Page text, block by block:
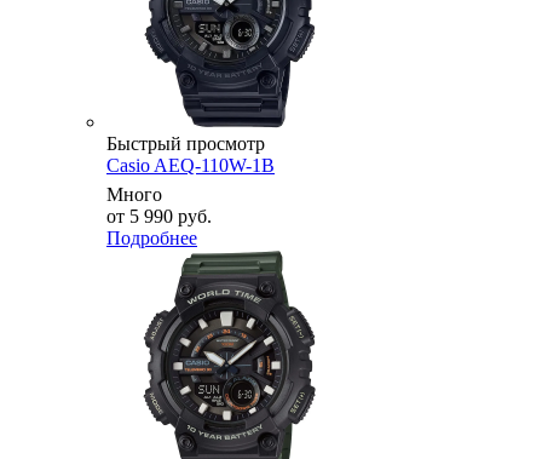
Быстрый просмотр
Casio AEQ-110W-1B
Много
от 5 990 руб.
Подробнее